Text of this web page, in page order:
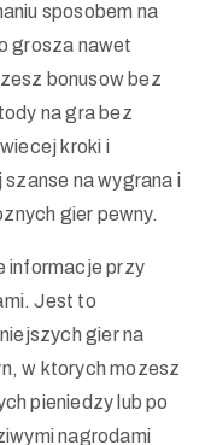
sposobem na
grosza nawet
bonusow bez
na gra bez
kroki i
na wygrana i
gier pewny.
informacje przy
Jest to
gier na
w ktorych mozesz
pieniedzy lub po
nagrodami